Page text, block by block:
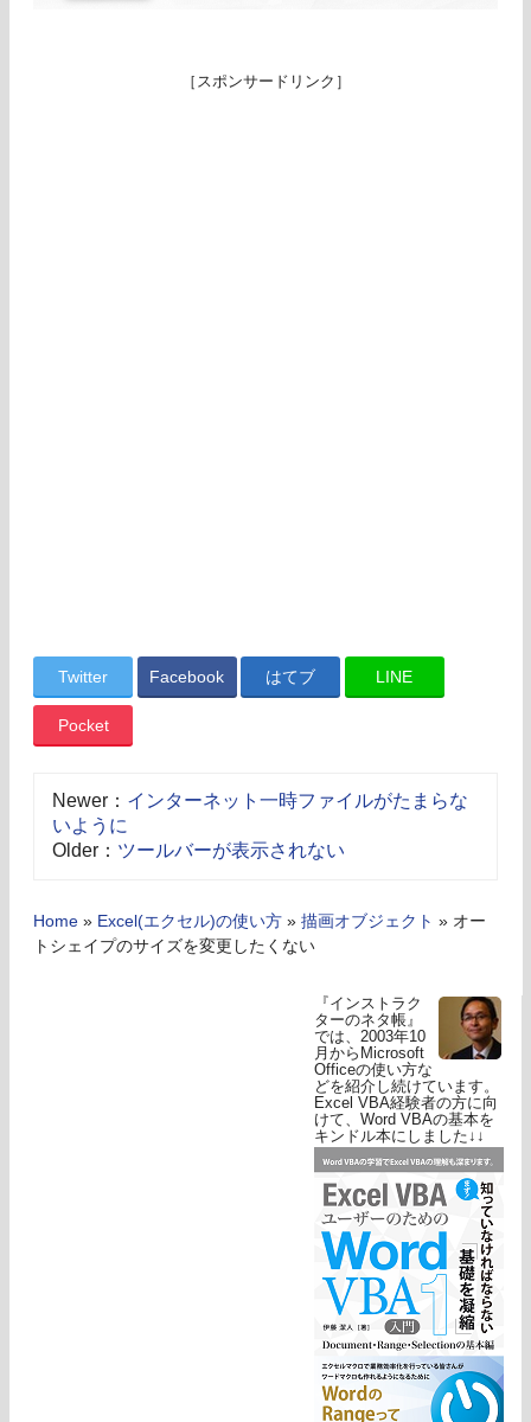
［スポンサードリンク］
Twitter Facebook はてブ LINE
Pocket
Newer： インターネット一時ファイルがたまらな
いように
Older： ツールバーが表示されない
Home » Excel(エクセル)の使い方 » 描画オブジェクト » オー
トシェイプのサイズを変更したくない
『インストラク
ターのネタ帳』
では、2003年10
月からMicrosoft
Officeの使い方な
どを紹介し続けています。
Excel VBA経験者の方に向
けて、Word VBAの基本を
キンドル本にしました↓↓